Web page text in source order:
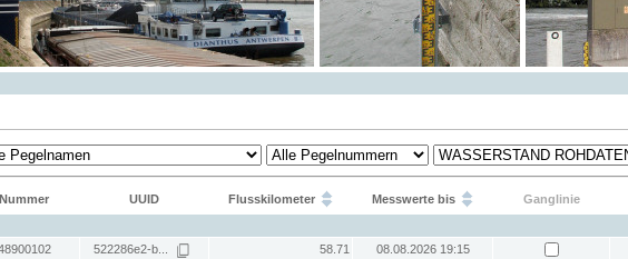
Nummer UUID Flusskilometer Messwerte bis Ganglinie
522286e2-b... 58.71
08.08.2026 19:15